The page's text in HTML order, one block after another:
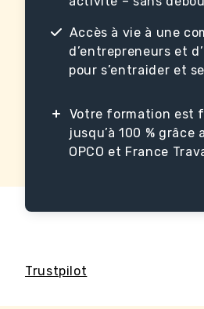
Accès à vie à une
d’entrepreneurs et
pour s’entraider et
Votre formation est
jusqu’à 100 % grâce
OPCO et France
Trustpilot